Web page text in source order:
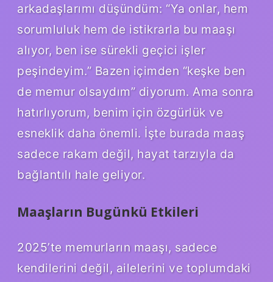
arkadaşlarımı düşündüm: “Ya onlar, hem
sorumluluk hem de istikrarla bu maaşı
alıyor, ben ise sürekli geçici işler
peşindeyim.” Bazen içimden “keşke ben
de memur olsaydım” diyorum. Ama sonra
hatırlıyorum, benim için özgürlük ve
esneklik daha önemli. İşte burada maaş
sadece rakam değil, hayat tarzıyla da
bağlantılı hale geliyor.
Maaşların Bugünkü Etkileri
2025’te memurların maaşı, sadece
kendilerini değil, ailelerini ve toplumdaki